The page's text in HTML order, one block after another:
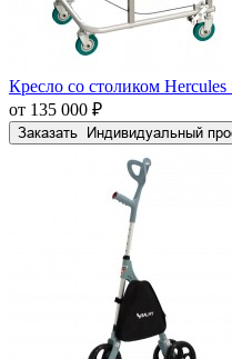
Кресло со столиком Hercules
от 135 000 ₽
Заказать Индивидуальный